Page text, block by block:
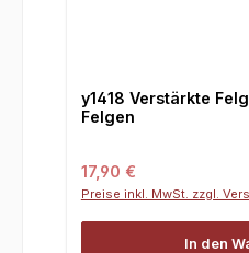
y1418 Verstärkte
Felgen
Regulärer Preis:
17,90 €
Preise inkl. MwSt. zzgl.
In den